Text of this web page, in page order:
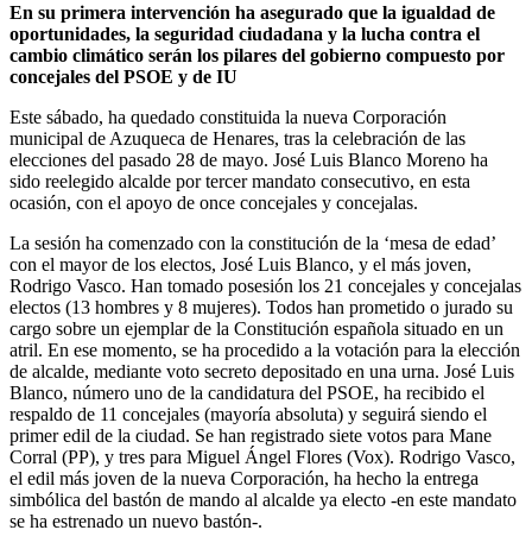
En su primera intervención ha asegurado que la igualdad de
oportunidades, la seguridad ciudadana y la lucha contra el
cambio climático serán los pilares del gobierno compuesto por
concejales del PSOE y de IU
Este sábado, ha quedado constituida la nueva Corporación
municipal de Azuqueca de Henares, tras la celebración de las
elecciones del pasado 28 de mayo. José Luis Blanco Moreno ha
sido reelegido alcalde por tercer mandato consecutivo, en esta
ocasión, con el apoyo de once concejales y concejalas.
La sesión ha comenzado con la constitución de la ‘mesa de edad’
con el mayor de los electos, José Luis Blanco, y el más joven,
Rodrigo Vasco. Han tomado posesión los 21 concejales y concejalas
electos (13 hombres y 8 mujeres). Todos han prometido o jurado su
cargo sobre un ejemplar de la Constitución española situado en un
atril. En ese momento, se ha procedido a la votación para la elección
de alcalde, mediante voto secreto depositado en una urna. José Luis
Blanco, número uno de la candidatura del PSOE, ha recibido el
respaldo de 11 concejales (mayoría absoluta) y seguirá siendo el
primer edil de la ciudad. Se han registrado siete votos para Mane
Corral (PP), y tres para Miguel Ángel Flores (Vox). Rodrigo Vasco,
el edil más joven de la nueva Corporación, ha hecho la entrega
simbólica del bastón de mando al alcalde ya electo -en este mandato
se ha estrenado un nuevo bastón-.